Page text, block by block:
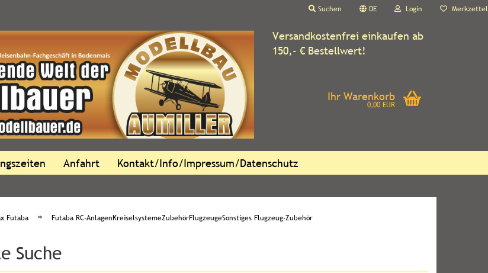
Suchen DE Login Merkzettel
Versandkostenfrei einkaufen ab
150,- € Bestellwert!
Ihr Warenkorb
0,00 EUR
Anfahrt Kontakt/Info/Impressum/Datenschutz
Futaba » Futaba RC-AnlagenKreiselsystemeZubehörFlugzeugeSonstiges Flugzeug-Zubehör
Suche